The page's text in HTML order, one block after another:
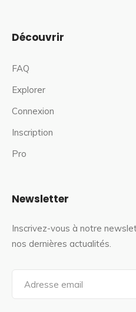
Découvrir
FAQ
Explorer
Connexion
Inscription
Pro
Newsletter
Inscrivez-vous à notre
nos dernières actualités.
a